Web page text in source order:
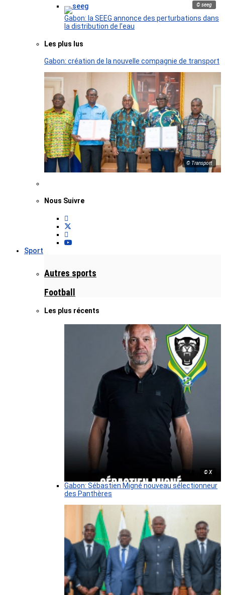
© seeg
Gabon: la SEEG annonce des perturbations dans
la distribution de l’eau
Les plus lus
Gabon: création de la nouvelle compagnie de transport
© Transport
Nous Suivre
Sport
Autres sports
Football
Les plus récents
© X
Gabon: Sébastien Migné nouveau sélectionneur
des Panthères